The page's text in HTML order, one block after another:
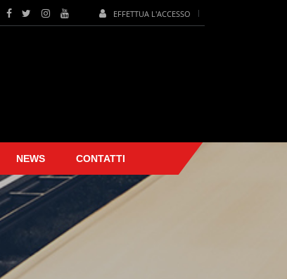
EFFETTUA L'ACCESSO
NEWS CONTATTI